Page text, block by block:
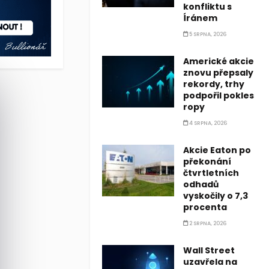
konfliktu s
Íránem
5 SRPNA, 2026
Americké akcie
znovu přepsaly
rekordy, trhy
podpořil pokles
ropy
4 SRPNA, 2026
Akcie Eaton po
překonání
čtvrtletních
odhadů
vyskočily o 7,3
procenta
2 SRPNA, 2026
Wall Street
uzavřela na